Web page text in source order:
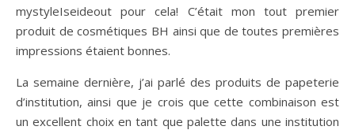
mystyleIseideout pour cela! C’était mon tout premier
produit de cosmétiques BH ainsi que de toutes premières
impressions étaient bonnes.
La semaine dernière, j’ai parlé des produits de papeterie
d’institution, ainsi que je crois que cette combinaison est
un excellent choix en tant que palette dans une institution